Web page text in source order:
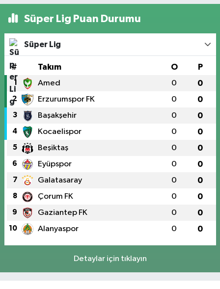
Süper Lig Puan Durumu
Süper Lig
# Takım O P
1 Amed 0 0
2 Erzurumspor FK 0 0
3 Başakşehir 0 0
4 Kocaelispor 0 0
5 Beşiktaş 0 0
6 Eyüpspor 0 0
7 Galatasaray 0 0
8 Çorum FK 0 0
9 Gaziantep FK 0 0
10 Alanyaspor 0 0
Detaylar için tıklayın